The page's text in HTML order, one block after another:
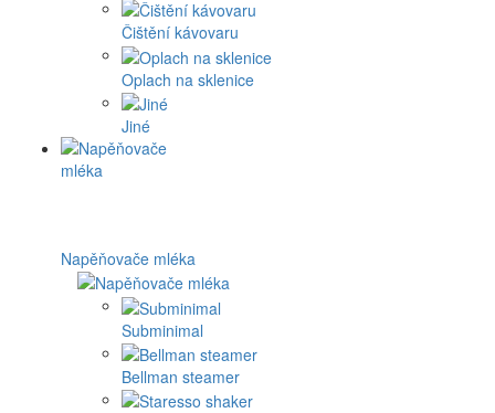
Čištění kávovaru
Oplach na sklenice
Jiné
Napěňovače mléka
Subminimal
Bellman steamer